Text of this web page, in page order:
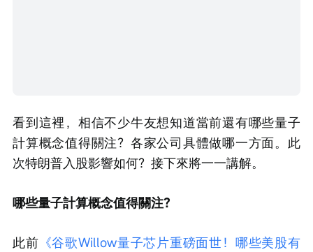
看到這裡，相信不少牛友想知道當前還有哪些量子
計算概念值得關注？各家公司具體做哪一方面。此
次特朗普入股影響如何？接下來將一一講解。
哪些量子計算概念值得關注？
此前 《谷歌Willow量子芯片重磅面世！哪些美股有